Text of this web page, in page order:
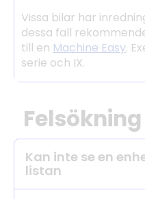
Vissa bilar har
dessa fall
till en Machine Easy.
serie och IX.
Kan inte se en
listan